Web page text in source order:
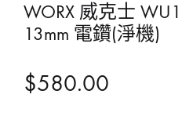
WORX 威克士
13mm 電鑽(淨機)
$580.00